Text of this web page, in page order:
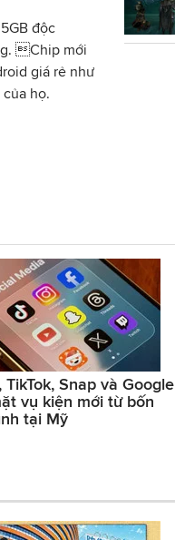
độc
Chip mới
giá rẻ như
họ.
TikTok, Snap và Google
vụ kiện mới từ bốn
tại Mỹ